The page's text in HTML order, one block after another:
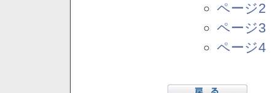
ページ2
ページ3
ページ4